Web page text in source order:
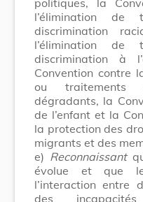
l’élimination
discrimination
l’élimination
discrimination à
Convention contre
ou traitements
dégradants, la
de l’enfant et la
la protection des
migrants et des
e) Reconnaissant
évolue et que
l’interaction entre
des